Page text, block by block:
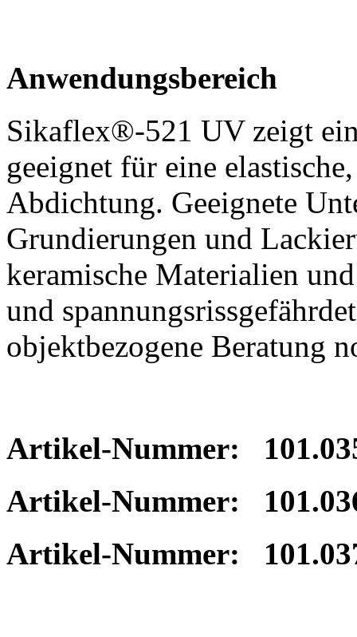
Anwendungsbereich
Sikaflex®-521 UV zeigt
geeignet für eine
Abdichtung. Geeignete
Grundierungen und
keramische Materialien
und
objektbezogene Beratung
Artikel-Nummer:
Artikel-Nummer:
Artikel-Nummer: